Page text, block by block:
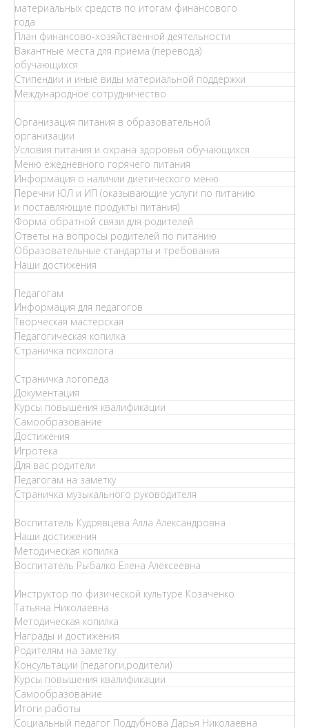
материальных средств по итогам финансового
года
План финансово-хозяйственной деятельности
Вакантные места для приема (перевода)
обучающихся
Стипендии и иные виды материальной поддержки
Международное сотрудничество
Организация питания в образовательной
организации
Условия питания и охрана здоровья обучающихся
Меню ежедневного горячего питания
Информация о наличии диетического меню
Перечни ЮЛ и ИП (оказывающие услуги по питанию
и поставляющие продукты питания)
Форма обратной связи для родителей
Ответы на вопросы родителей по питанию
Образовательные стандарты и требования
Наши достижения
Педагогам
Информация для педагогов
Творческая мастерская
Педагогическая копилка
Страничка психолога
Страничка логопеда
Документация
Курсы повышения квалификации
Самообразование
Достижения
Игротека
Для вас родители
Педагогам на заметку
Страничка музыкального руководителя
Воспитатель Кудрявцева Алла Александровна
Наши достижения
Методическая копилка
Воспитатель Рыбалко Елена Алексеевна
Инструктор по физической культуре Козаченко
Татьяна Николаевна
Методическая копилка
Награды и достижения
Родителям на заметку
Консультации (педагоги,родители)
Курсы повышения квалификации
Самообразование
Итоги работы
Социальный педагог Поддубнова Дарья Николаевна